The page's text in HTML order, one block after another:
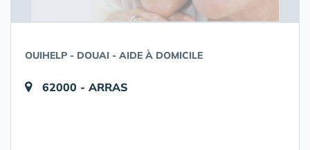
OUIHELP - DOUAI - AIDE À DOMICILE
62000 - ARRAS